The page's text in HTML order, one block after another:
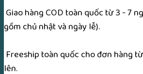
Hồng
Chí
lượng
Giao hàng COD toàn quốc từ 3 - 7
gồm chủ nhật và ngày lễ).
Freeship toàn quốc cho đơn hàng
lên.